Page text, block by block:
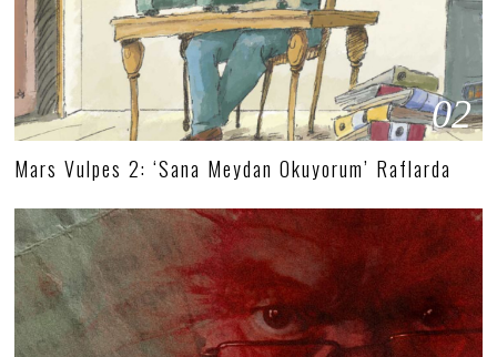
02
Mars Vulpes 2: ‘Sana Meydan Okuyorum’ Raflarda